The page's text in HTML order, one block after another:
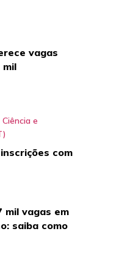
vagas
mil
com
mil vagas em
saiba como